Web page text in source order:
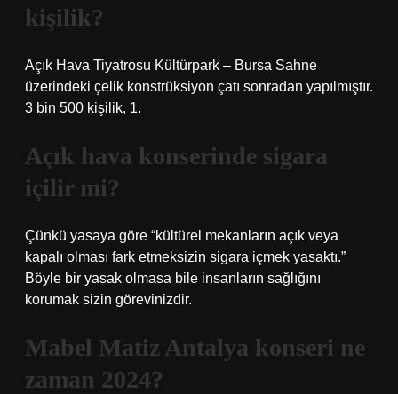
kişilik?
Açık Hava Tiyatrosu Kültürpark – Bursa Sahne
üzerindeki çelik konstrüksiyon çatı sonradan yapılmıştır.
3 bin 500 kişilik, 1.
Açık hava konserinde sigara
içilir mi?
Çünkü yasaya göre “kültürel mekanların açık veya
kapalı olması fark etmeksizin sigara içmek yasaktı.”
Böyle bir yasak olmasa bile insanların sağlığını
korumak sizin görevinizdir.
Mabel Matiz Antalya konseri ne
zaman 2024?